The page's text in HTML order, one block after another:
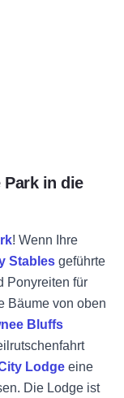
Park in die
! Wenn Ihre
Stables geführte
Ponyreiten für
Bäume von oben
Bluffs
Lodge eine
Die Lodge ist